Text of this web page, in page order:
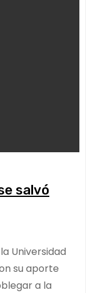
salvó
Universidad
su aporte
a la